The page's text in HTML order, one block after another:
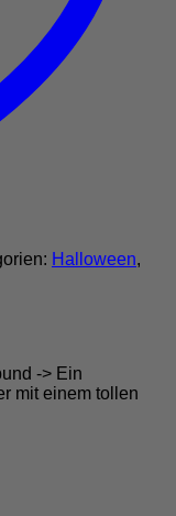
Halloween,
-> Ein
mit einem tollen